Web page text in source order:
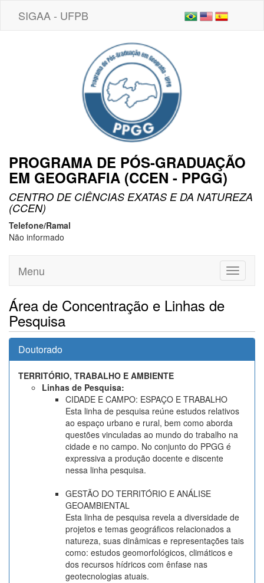
SIGAA - UFPB
PROGRAMA DE PÓS-GRADUAÇÃO
EM GEOGRAFIA (CCEN - PPGG)
CENTRO DE CIÊNCIAS EXATAS E DA NATUREZA
(CCEN)
Telefone/Ramal
Não informado
Toggle
Menu
Área de Concentração e Linhas de
Pesquisa
Doutorado
TERRITÓRIO, TRABALHO E AMBIENTE
Linhas de Pesquisa:
CIDADE E CAMPO: ESPAÇO E TRABALHO
Esta linha de pesquisa reúne estudos relativos
ao espaço urbano e rural, bem como aborda
questões vinculadas ao mundo do trabalho na
cidade e no campo. No conjunto do PPGG é
expressiva a produção docente e discente
nessa linha pesquisa.
GESTÃO DO TERRITÓRIO E ANÁLISE
GEOAMBIENTAL
Esta linha de pesquisa revela a diversidade de
projetos e temas geográficos relacionados a
natureza, suas dinâmicas e representações tais
como: estudos geomorfológicos, climáticos e
dos recursos hídricos com ênfase nas
geotecnologias atuais.